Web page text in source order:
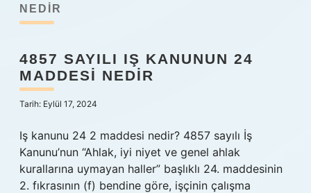
Yasal Uyarı
Hakkımızda
NEDIR
4857 SAYILI IŞ KANUNUN 24
MADDESI NEDIR
Tarih: Eylül 17, 2024
Iş kanunu 24 2 maddesi nedir? 4857 sayılı İş
Kanunu’nun “Ahlak, iyi niyet ve genel ahlak
kurallarına uymayan haller” başlıklı 24. maddesinin
2. fıkrasının (f) bendine göre, işçinin çalışma